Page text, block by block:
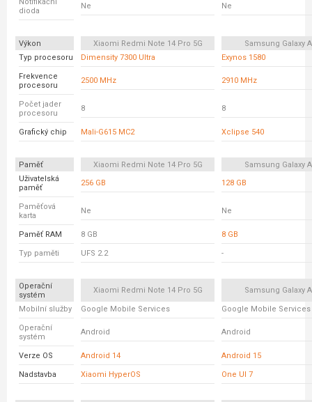
dioda
Ne Ne
Výkon Xiaomi Redmi Note 14 Pro 5G
Samsung Galaxy
Typ procesoru
Dimensity 7300 Ultra Exynos 1580
Frekvence
procesoru
2500 MHz 2910 MHz
Počet jader
procesoru
8 8
Grafický chip Mali-G615 MC2 Xclipse 540
Paměť Xiaomi Redmi Note 14 Pro 5G
Samsung Galaxy
Uživatelská
paměť
256 GB 128 GB
Paměťová
karta
Ne Ne
Paměť RAM 8 GB 8 GB
Typ paměti UFS 2.2 -
Operační
systém
Xiaomi Redmi Note 14 Pro 5G Samsung Galaxy
Mobilní služby Google Mobile Services Google Mobile Services
Operační
systém
Android Android
Verze OS Android 14 Android 15
Nadstavba Xiaomi HyperOS One UI 7